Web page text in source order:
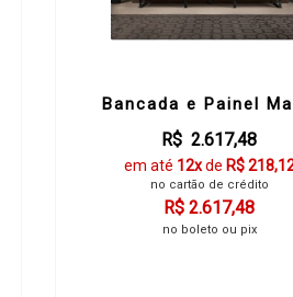
Bancada e Painel
R$ 2.617,48
em até 12xde R$
no cartão de crédito
R$ 2.617,48
no boleto ou pix